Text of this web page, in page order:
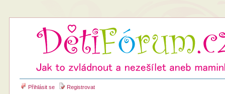
Přihlásit se Registrovat